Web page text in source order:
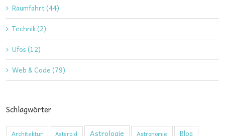
Raumfahrt (44)
Technik (2)
Ufos (12)
Web & Code (79)
Schlagwörter
Architektur Asteroid Astrologie Astronomie Blog